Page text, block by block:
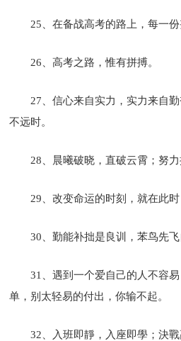
25、在备战高考的路上，每一份
26、高考之路，惟有拼搏。
27、信心来自实力，实力来自
不远时。
28、晨曦破晓，直破云霄；努力
29、改变命运的时刻，就在此时
30、勤能补拙是良训，苯鸟先飞
31、遇到一个爱自己的人不容
单，别太轻易的付出，你输不起。
32、入班即靜，入座即學；決戰